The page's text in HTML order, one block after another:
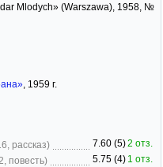
Mlodych» (Warszawa), 1958, №
, 1959 г.
рассказ) 7.60 (5)2 отз.
повесть) 5.75 (4) 1 отз.